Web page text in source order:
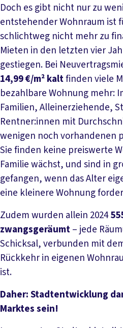
Doch es gibt nicht nur zu
entstehender Wohnraum ist
schlichtweg nicht mehr zu
Mieten in den letzten vier
gestiegen. Bei
14,99 €/m² kaltfinden viele
bezahlbare Wohnung mehr:
Familien, Alleinerziehende,
Rentner:innen mit
wenigen noch vorhandenen
Sie finden keine preiswerte
Familie wächst, und sind in
gefangen, wenn das Alter
eine kleinere Wohnung
Zudem wurden allein 2024
zwangsgeräumt– jede
Schicksal, verbunden mit
Rückkehr in eigenen
ist.
Daher: Stadtentwicklung
Marktes sein!